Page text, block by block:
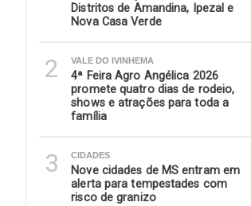
Distritos de Amandina, Ipezal e
Nova Casa Verde
2 VALE DO IVINHEMA
4ª Feira Agro Angélica 2026
promete quatro dias de rodeio,
shows e atrações para toda a
família
3 CIDADES
Nove cidades de MS entram em
alerta para tempestades com
risco de granizo